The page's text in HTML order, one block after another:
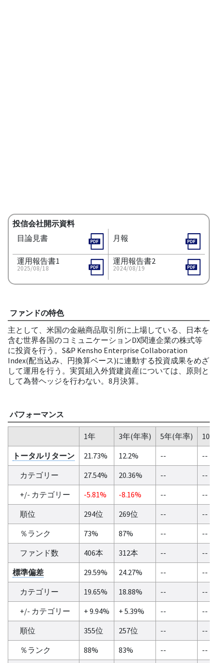
投信会社開示資料
目論見書
月報
運用報告書1
2025/08/18
運用報告書2
2024/08/19
ファンドの特色
主として、米国の金融商品取引所に上場している、日本を
含む世界各国のコミュニケーションDX関連企業の株式等
に投資を行う。S&P Kensho Enterprise Collaboration
Index(配当込み、円換算ベース)に連動する投資成果をめざ
して運用を行う。実質組入外貨建資産については、原則と
して為替ヘッジを行わない。8月決算。
パフォーマンス
1年 3年(年率) 5年(年率)
10
トータルリターン
21.73% 12.2% --
--
カテゴリー
27.54% 20.36% --
--
+/- カテゴリー
-5.81% -8.16% --
--
順位
294位 269位 --
--
％ランク
73% 87% --
--
ファンド数
406本 312本 --
--
標準偏差
29.59% 24.27% --
--
カテゴリー
19.65% 18.88% --
--
+/- カテゴリー
+ 9.94% + 5.39% --
--
順位
355位 257位 --
--
％ランク
88% 83% -- --